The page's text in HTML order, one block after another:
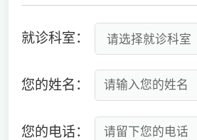
就诊科室：
您的姓名：
您的电话：